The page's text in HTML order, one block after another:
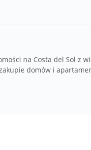
na Costa del Sol z
domów i